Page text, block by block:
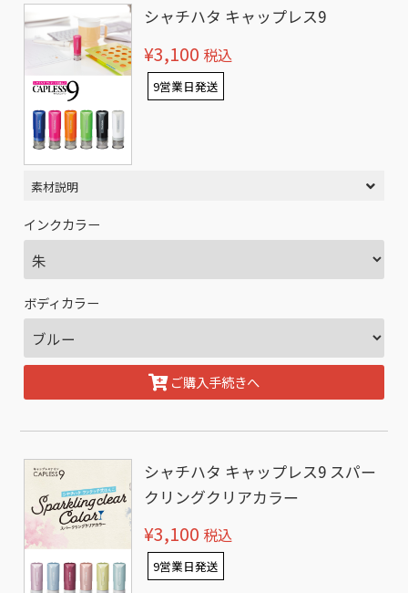
シャチハタ キャップレス9
¥3,100 税込
9営業日発送
素材説明
インクカラー
ボディカラー
ご購入手続きへ
シャチハタ キャップレス9 スパー
クリングクリアカラー
¥3,100 税込
9営業日発送